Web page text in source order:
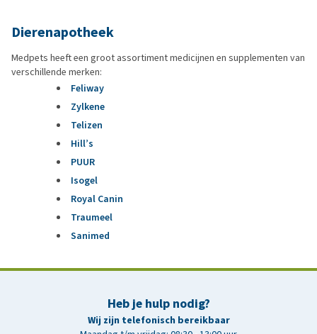
Dierenapotheek
Medpets heeft een groot assortiment medicijnen en supplementen van
verschillende merken:
Feliway
Zylkene
Telizen
Hill’s
PUUR
Isogel
Royal Canin
Traumeel
Sanimed
Heb je hulp nodig?
Wij zijn telefonisch bereikbaar